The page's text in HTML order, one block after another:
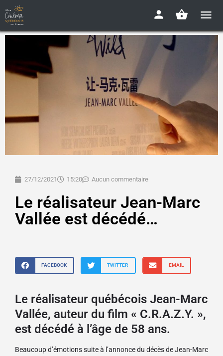
27/12/2021 15:20 Aucun commentaire
Le réalisateur Jean-Marc
Vallée est décédé…
FACEBOOK TWITTER EMAIL
Le réalisateur québécois Jean-Marc
Vallée, auteur du film « C.R.A.Z.Y. »,
est décédé à l’âge de 58 ans.
Beaucoup d’émotions suite à l’annonce du décès de Jean-Marc